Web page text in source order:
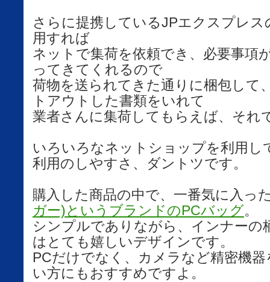
さらに提携しているJPエクスプレス
用すれば
ネットで集荷を依頼でき、必要事項
ってきてくれるので
荷物を送られてきた通りに梱包して
トアウトした書類をいれて
業者さんに集荷してもらえば、それ
いろいろなネットショップを利用し
利用のしやすさ、ダントツです。
購入した商品の中で、一番気に入っ
ガー)というブランドのPCバッグ。
シンプルでありながら、インナーの
はとても嬉しいデザインです。
PCだけでなく、カメラなど精密機
い方にもおすすめですよ。